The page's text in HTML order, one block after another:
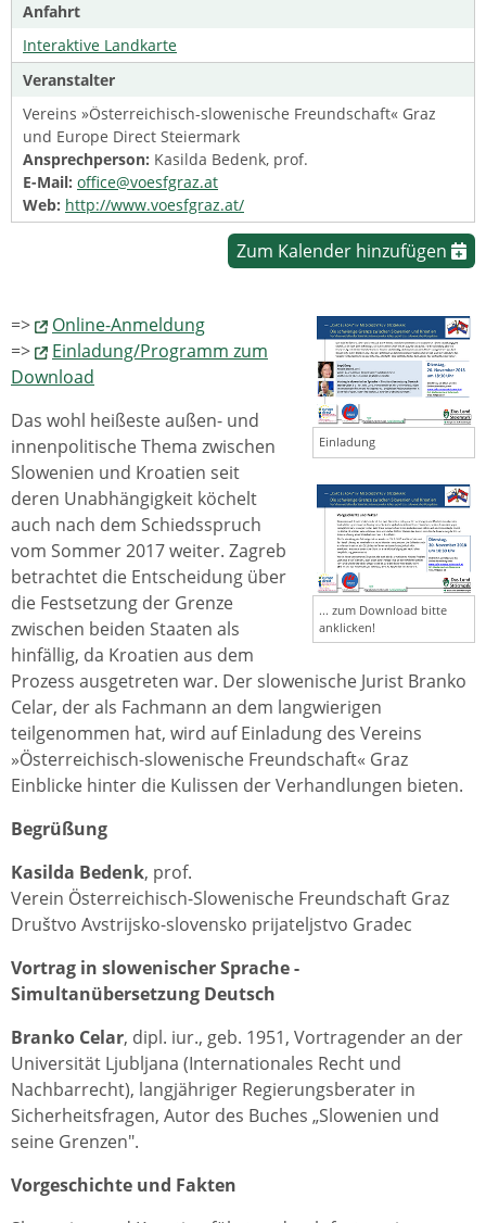
Anfahrt
Interaktive Landkarte
Veranstalter
Vereins »Österreichisch-slowenische Freundschaft« Graz
und Europe Direct Steiermark
Ansprechperson: Kasilda Bedenk, prof.
E-Mail: office@voesfgraz.at
Web: http://www.voesfgraz.at/
Zum Kalender hinzufügen
Einladung
... zum Download bitte
anklicken!
=>
Online-Anmeldung
=>
Einladung/Programm zum
Download
Das wohl heißeste außen- und
innenpolitische Thema zwischen
Slowenien und Kroatien seit
deren Unabhängigkeit köchelt
auch nach dem Schiedsspruch
vom Sommer 2017 weiter. Zagreb
betrachtet die Entscheidung über
die Festsetzung der Grenze
zwischen beiden Staaten als
hinfällig, da Kroatien aus dem
Prozess ausgetreten war. Der slowenische Jurist Branko
Celar, der als Fachmann an dem langwierigen
teilgenommen hat, wird auf Einladung des Vereins
»Österreichisch-slowenische Freundschaft« Graz
Einblicke hinter die Kulissen der Verhandlungen bieten.
Begrüßung
Kasilda Bedenk, prof.
Verein Österreichisch-Slowenische Freundschaft Graz
Društvo Avstrijsko-slovensko prijateljstvo Gradec
Vortrag in slowenischer Sprache -
Simultanübersetzung Deutsch
Branko Celar, dipl. iur., geb. 1951, Vortragender an der
Universität Ljubljana (Internationales Recht und
Nachbarrecht), langjähriger Regierungsberater in
Sicherheitsfragen, Autor des Buches „Slowenien und
seine Grenzen".
Vorgeschichte und Fakten